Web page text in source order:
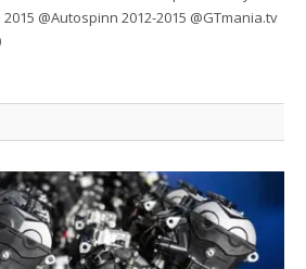
@Autospinn 2012-2015 @GTmania.tv